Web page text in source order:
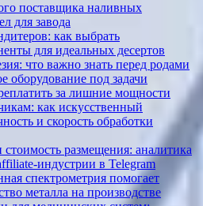
поставщика наливных
для завода
как выбрать
для идеальных десертов
что важно знать перед родами
оборудование под задачи
за лишние мощности
как искусственный
и скорость обработки
размещения: аналитика
индустрии в Telegram
спектрометрия помогает
металла на производстве